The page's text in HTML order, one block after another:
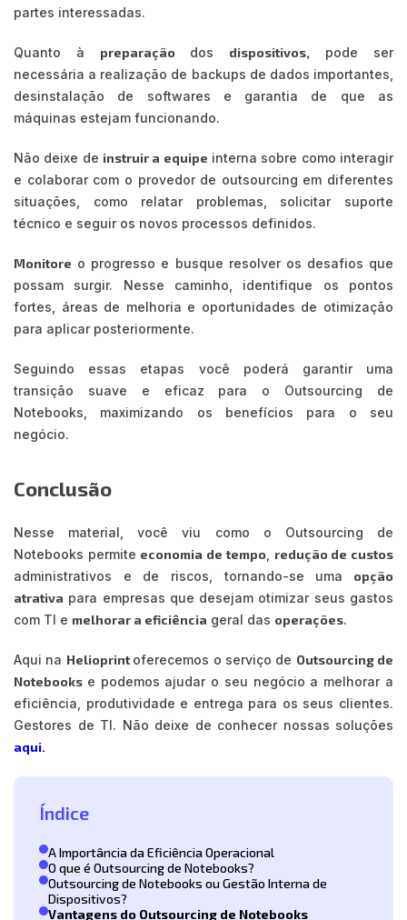
partes interessadas.
Quanto à preparação dos dispositivos, pode ser
necessária a realização de backups de dados importantes,
desinstalação de softwares e garantia de que as
máquinas estejam funcionando.
Não deixe de instruir a equipe interna sobre como interagir
e colaborar com o provedor de outsourcing em diferentes
situações, como relatar problemas, solicitar suporte
técnico e seguir os novos processos definidos.
Monitore o progresso e busque resolver os desafios que
possam surgir. Nesse caminho, identifique os pontos
fortes, áreas de melhoria e oportunidades de otimização
para aplicar posteriormente.
Seguindo essas etapas você poderá garantir uma
transição suave e eficaz para o Outsourcing de
Notebooks, maximizando os benefícios para o seu
negócio.
Conclusão
Nesse material, você viu como o Outsourcing de
Notebooks permite economia de tempo, redução de custos
administrativos e de riscos, tornando-se uma opção
atrativa para empresas que desejam otimizar seus gastos
com TI e melhorar a eficiência geral das operações.
Aqui na Helioprint oferecemos o serviço de Outsourcing de
Notebooks e podemos ajudar o seu negócio a melhorar a
eficiência, produtividade e entrega para os seus clientes.
Gestores de TI. Não deixe de conhecer nossas soluções
aqui.
Índice
A Importância da Eficiência Operacional
O que é Outsourcing de Notebooks?
Outsourcing de Notebooks ou Gestão Interna de
Dispositivos?
Vantagens do Outsourcing de Notebooks